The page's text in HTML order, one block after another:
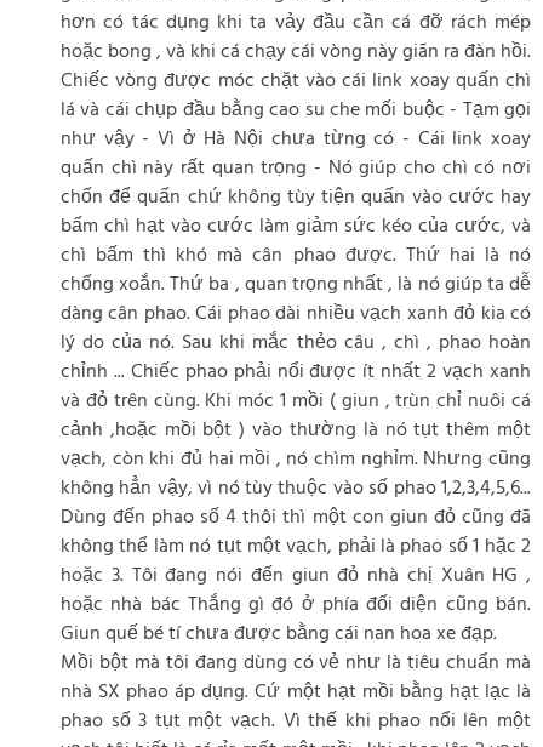
hơn có tác dụng khi ta vảy đầu cần cá đỡ rách mép
hoặc bong , và khi cá chạy cái vòng này giãn ra đàn hồi.
Chiếc vòng được móc chặt vào cái link xoay quấn chì
lá và cái chụp đầu bằng cao su che mối buộc - Tạm gọi
như vậy - Vì ở Hà Nội chưa từng có - Cái link xoay
quấn chì này rất quan trọng - Nó giúp cho chì có nơi
chốn để quấn chứ không tùy tiện quấn vào cước hay
bấm chì hạt vào cước làm giảm sức kéo của cước, và
chì bấm thì khó mà cân phao được. Thứ hai là nó
chống xoắn. Thứ ba , quan trọng nhất , là nó giúp ta dễ
dàng cân phao. Cái phao dài nhiều vạch xanh đỏ kia có
lý do của nó. Sau khi mắc thẻo câu , chì , phao hoàn
chỉnh ... Chiếc phao phải nổi được ít nhất 2 vạch xanh
và đỏ trên cùng. Khi móc 1 mồi ( giun , trùn chỉ nuôi cá
cảnh ,hoặc mồi bột ) vào thường là nó tụt thêm một
vạch, còn khi đủ hai mồi , nó chìm nghỉm. Nhưng cũng
không hẳn vậy, vì nó tùy thuộc vào số phao 1,2,3,4,5,6...
Dùng đến phao số 4 thôi thì một con giun đỏ cũng đã
không thể làm nó tụt một vạch, phải là phao số 1 hặc 2
hoặc 3. Tôi đang nói đến giun đỏ nhà chị Xuân HG ,
hoặc nhà bác Thắng gì đó ở phía đối diện cũng bán.
Giun quế bé tí chưa được bằng cái nan hoa xe đạp.
Mồi bột mà tôi đang dùng có vẻ như là tiêu chuẩn mà
nhà SX phao áp dụng. Cứ một hạt mồi bằng hạt lạc là
phao số 3 tụt một vạch. Vì thế khi phao nổi lên một